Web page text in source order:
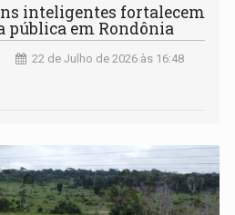
inteligentes fortalecem
pública em Rondônia
22 de Julho de 2026 às 16:48